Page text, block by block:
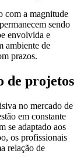
com a magnitude
sendo
envolvida e
ambiente de
prazos.
de projetos
no mercado de
em constante
se adaptado aos
os profissionais
relação de